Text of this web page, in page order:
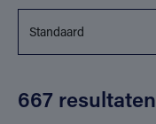
667 resultaten